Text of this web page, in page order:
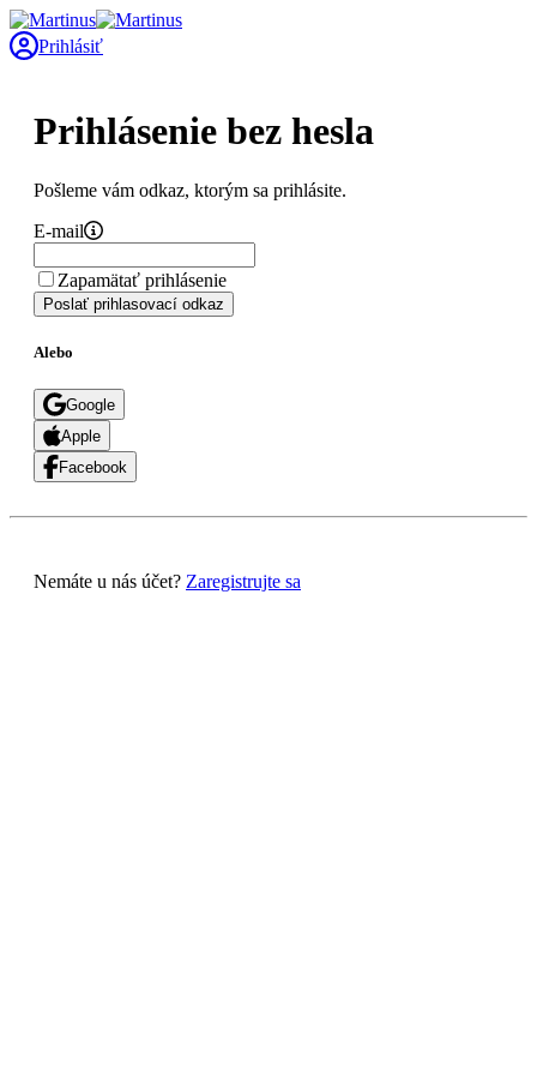
Prihlásiť
Prihlásenie bez hesla
Pošleme vám odkaz, ktorým sa prihlásite.
E-mail
Zapamätať prihlásenie
Poslať prihlasovací odkaz
Alebo
Google
Apple
Facebook
Nemáte u nás účet? Zaregistrujte sa